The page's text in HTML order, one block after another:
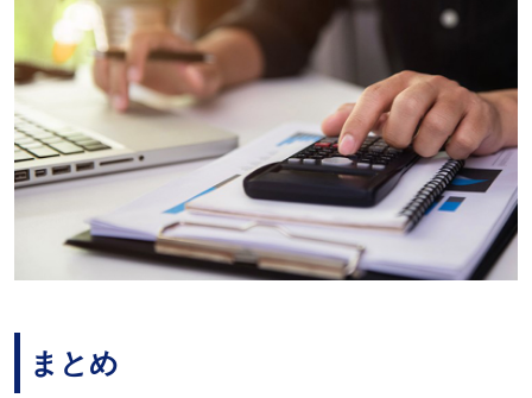
まとめ